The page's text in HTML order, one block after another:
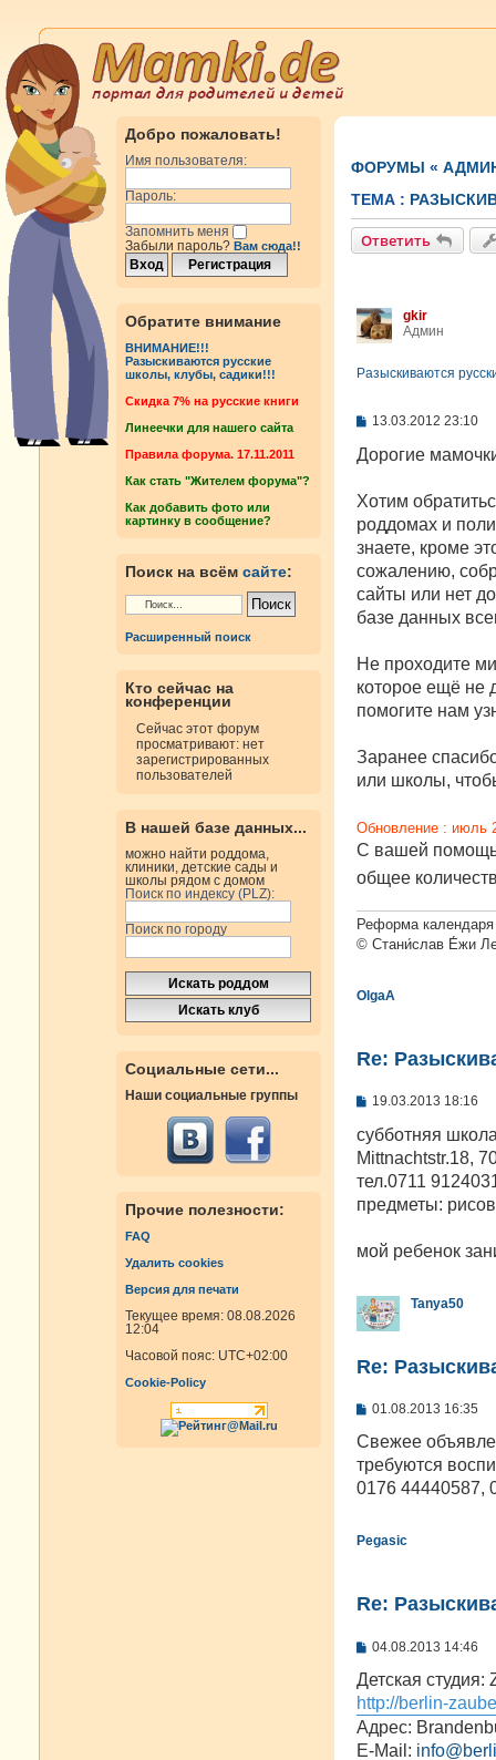
Добро пожаловать!
Имя пользователя:
Пароль:
Запомнить меня
Забыли пароль? Вам сюда!!
Обратите внимание
ВНИМАНИЕ!!!
Разыскиваются русские
школы, клубы, садики!!!
Cкидка 7% на русские книги
Линеечки для нашего сайта
Правила форума. 17.11.2011
Как стать "Жителем форума"?
Как добавить фото или
картинку в сообщение?
Поиск на всём сайте:
Расширенный поиск
Кто сейчас на
конференции
Сейчас этот форум
просматривают: нет
зарегистрированных
пользователей
В нашей базе данных...
можно найти роддома,
клиники, детские сады и
школы рядом с домом
Поиск по индексу (PLZ):
Поиск по городу
Социальные сети...
Наши социальные группы
Прочие полезности:
FAQ
Удалить cookies
Версия для печати
Текущее время: 08.08.2026
12:04
Часовой пояс: UTC+02:00
Cookie-Policy
ФОРУМЫ «
ТЕМА :
Ответить
gkir
Админ
Разыскиваются
С
о
б
е
и
е
13.03.2012 23:10
Дорогие
Хотим
роддомах и
знаете, кроме
сожалению,
сайты или нет
базе данных
Не проходите
которое ещё не
помогите нам
Заранее
или школы,
Обновление : июль
С вашей
общее
Реформа
© Стани́слав Е́жи
OlgaA
Re:
С
о
б
щ
е
и
19.03.2013 18:16
субботняя
Mittnachtstr.18,
тел.0711
предметы:
мой ребенок
Tanya50
Re:
С
о
щ
е
01.08.2013 16:35
Свежее
требуются
0176 44440587,
Pegasic
Re:
С
о
б
щ
е
н
и
04.08.2013 14:46
Детская студия:
http://berlin-
Адрес:
E-Mail: